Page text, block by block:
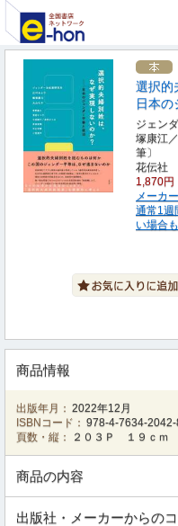
選択的
日本の
ジェン
塚康江
筆〕
花伝社
1,870円
メーカ
通常1
い場合
商品情報
出版年月： 2022年12月
ISBNコード： 978-4-7634-
頁数・縦：
２０３Ｐ １９ｃｍ
商品の内容
出版社・メーカーからの